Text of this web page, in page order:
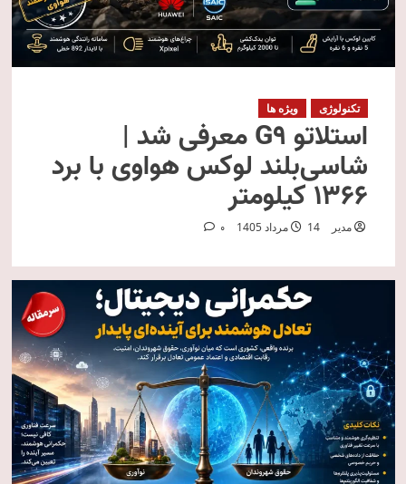
تکنولوژی ویژه ها
استلاتو G9 معرفی شد |
شاسی‌بلند لوکس هواوی با برد
۱۳۶۶ کیلومتر
مدیر 14 مرداد 1405 0